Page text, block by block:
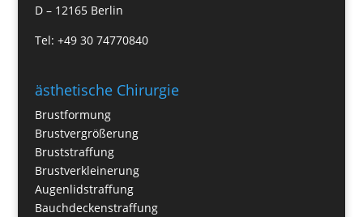
D – 12165 Berlin
Tel: +49 30 74770840
ästhetische Chirurgie
Brustformung
Brustvergrößerung
Bruststraffung
Brustverkleinerung
Augenlidstraffung
Bauchdeckenstraffung